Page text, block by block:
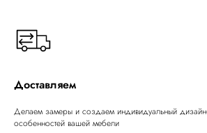
Доставляем
Делаем замеры и создаем индивидуальный дизайн-
особенностей вашей мебели